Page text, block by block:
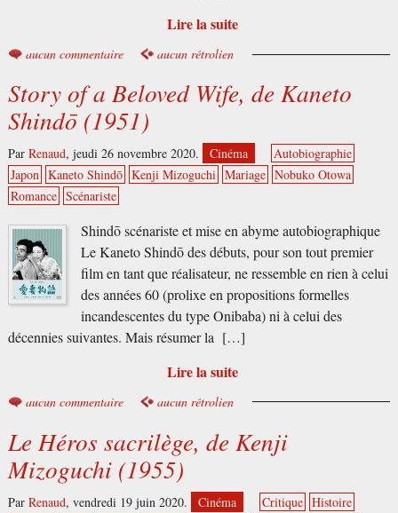
Lire la suite
aucun commentaire aucun rétrolien
Story of a Beloved Wife, de Kaneto
Shindō (1951)
Par Renaud, jeudi 26 novembre 2020. Cinéma
Autobiographie
Japon Kaneto Shindō Kenji Mizoguchi Mariage Nobuko Otowa
Romance Scénariste
Shindō scénariste et mise en abyme autobiographique
Le Kaneto Shindō des débuts, pour son tout premier
film en tant que réalisateur, ne ressemble en rien à celui
des années 60 (prolixe en propositions formelles
incandescentes du type Onibaba) ni à celui des
décennies suivantes. Mais résumer la […]
Lire la suite
aucun commentaire aucun rétrolien
Le Héros sacrilège, de Kenji
Mizoguchi (1955)
Par Renaud, vendredi 19 juin 2020. Cinéma Critique Histoire